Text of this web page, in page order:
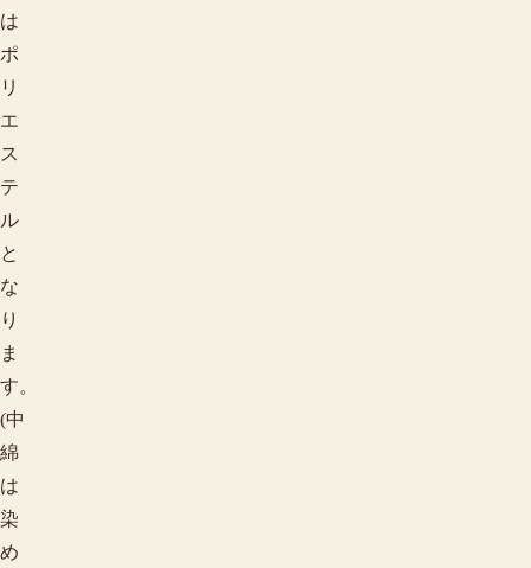
は
ポ
リ
エ
ス
テ
ル
と
な
り
ま
す。
(中
綿
は
染
め